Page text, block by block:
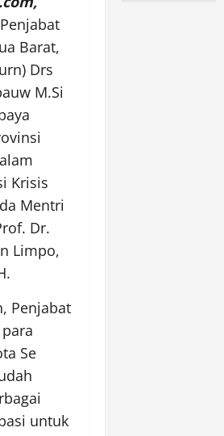
Barat,
Drs
M.Si
Krisis
Mentri
Dr.
Limpo,
Penjabat
Se
untuk